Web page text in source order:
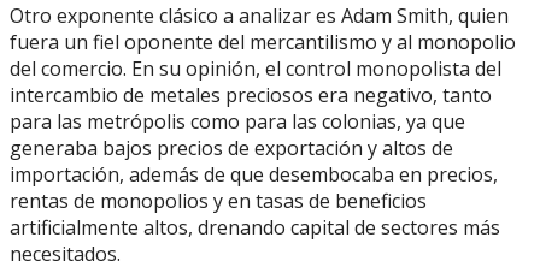
Otro exponente clásico a analizar es Adam Smith, quien
fuera un fiel oponente del mercantilismo y al monopolio
del comercio. En su opinión, el control monopolista del
intercambio de metales preciosos era negativo, tanto
para las metrópolis como para las colonias, ya que
generaba bajos precios de exportación y altos de
importación, además de que desembocaba en precios,
rentas de monopolios y en tasas de beneficios
artificialmente altos, drenando capital de sectores más
necesitados.